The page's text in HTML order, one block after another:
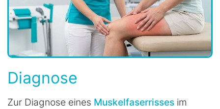
Diagnose
Zur Diagnose eines Muskelfaserrisses im